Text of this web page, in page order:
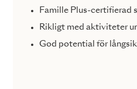
Famille Plus-certifierad
Rikligt med aktiviteter
God potential för